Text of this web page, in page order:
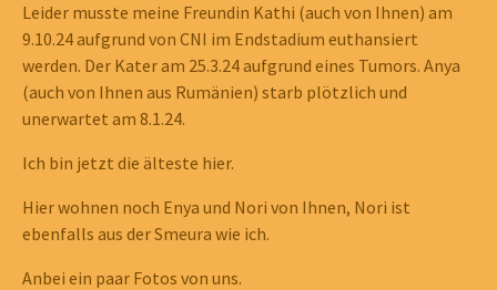
Leider musste meine Freundin Kathi (auch von Ihnen) am
9.10.24 aufgrund von CNI im Endstadium euthansiert
werden. Der Kater am 25.3.24 aufgrund eines Tumors. Anya
(auch von Ihnen aus Rumänien) starb plötzlich und
unerwartet am 8.1.24.
Ich bin jetzt die älteste hier.
Hier wohnen noch Enya und Nori von Ihnen, Nori ist
ebenfalls aus der Smeura wie ich.
Anbei ein paar Fotos von uns.